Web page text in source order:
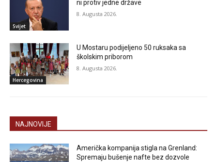
Svijet
ni protiv jedne države
8. Augusta 2026.
Hercegovina
U Mostaru podijeljeno 50 ruksaka sa
školskim priborom
8. Augusta 2026.
NAJNOVIJE
Američka kompanija stigla na Grenland:
Spremaju bušenje nafte bez dozvole